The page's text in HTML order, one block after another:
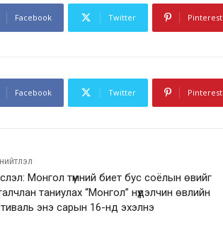
Facebook Twitter Pinterest
Facebook Twitter Pinterest
нийтлэл
Монгол түмний биет бус соёлын өвийг
таниулах “Монгол” нүүдэлчин өвлийн
энэ сарын 16-нд эхэлнэ